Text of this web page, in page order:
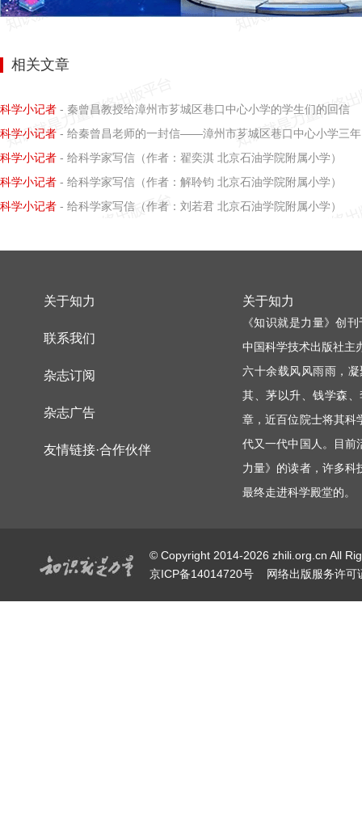
相关文章
科学小记者 - 秦曾昌教授给漳州市芗城区巷口中心小学的学生们的回信
科学小记者 - 给秦曾昌老师的一封信——漳州市芗城区巷口中心小学三
科学小记者 - 给科学家写信（作者：翟奕淇 北京石油学院附属小学）
科学小记者 - 给科学家写信（作者：解聆钧 北京石油学院附属小学）
科学小记者 - 给科学家写信（作者：刘若君 北京石油学院附属小学）
关于知力
联系我们
杂志订阅
杂志广告
友情链接·合作伙伴
关于知力
《知识就是力量》创
中国科学技术出版社主
六十余载风风雨雨，
其、茅以升、钱学森
章，近百位院士将其科
代又一代中国人。目前
力量》的读者，许多科
最终走进科学殿堂的。
© Copyright 2014-2026 zhili.org.cn All
京ICP备14014720号
网络出版服务许可